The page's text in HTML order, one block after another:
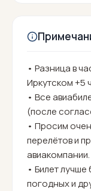
• Разница в
Иркутском +5
• Все
(после
• Просим
перелётов и
авиакомпании.
• Билет
погодных и